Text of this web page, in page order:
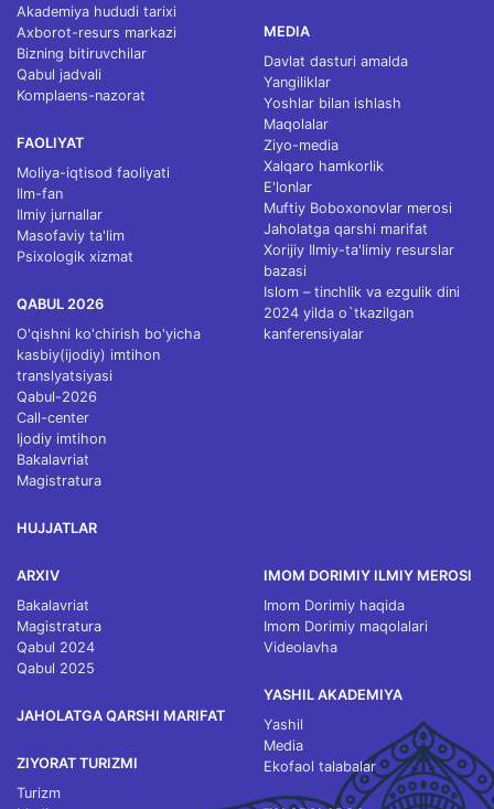
Akademiya hududi tarixi
Axborot-resurs markazi
Bizning bitiruvchilar
Qabul jadvali
Komplaens-nazorat
FAOLIYAT
Moliya-iqtisod faoliyati
Ilm-fan
Ilmiy jurnallar
Masofaviy ta'lim
Psixologik xizmat
QABUL 2026
O'qishni ko'chirish bo'yicha
kasbiy(ijodiy) imtihon
translyatsiyasi
Qabul-2026
Call-center
Ijodiy imtihon
Bakalavriat
Magistratura
HUJJATLAR
MEDIA
Davlat dasturi amalda
Yangiliklar
Yoshlar bilan ishlash
Maqolalar
Ziyo-media
Xalqaro hamkorlik
E'lonlar
Muftiy Boboxonovlar merosi
Jaholatga qarshi marifat
Xorijiy Ilmiy-ta'limiy resurslar
bazasi
Islom – tinchlik va ezgulik dini
2024 yilda o`tkazilgan
kanferensiyalar
ARXIV
Bakalavriat
Magistratura
Qabul 2024
Qabul 2025
JAHOLATGA QARSHI MARIFAT
ZIYORAT TURIZMI
Turizm
IMOM DORIMIY ILMIY MEROSI
Imom Dorimiy haqida
Imom Dorimiy maqolalari
Videolavha
YASHIL AKADEMIYA
Yashil
Media
Ekofaol talabalar